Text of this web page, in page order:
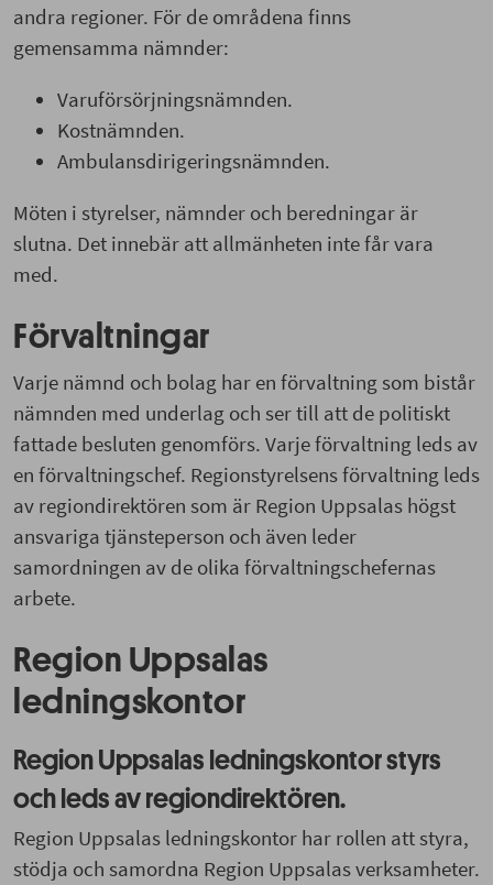
andra regioner. För de områdena finns
gemensamma nämnder:
Varuförsörjningsnämnden.
Kostnämnden.
Ambulansdirigeringsnämnden.
Möten i styrelser, nämnder och beredningar är
slutna. Det innebär att allmänheten inte får vara
med.
Förvaltningar
Varje nämnd och bolag har en förvaltning som bistår
nämnden med underlag och ser till att de politiskt
fattade besluten genomförs. Varje förvaltning leds av
en förvaltningschef. Regionstyrelsens förvaltning leds
av regiondirektören som är Region Uppsalas högst
ansvariga tjänsteperson och även leder
samordningen av de olika förvaltningschefernas
arbete.
Region Uppsalas
ledningskontor
Region Uppsalas ledningskontor styrs
och leds av regiondirektören.
Region Uppsalas ledningskontor har rollen att styra,
stödja och samordna Region Uppsalas verksamheter.